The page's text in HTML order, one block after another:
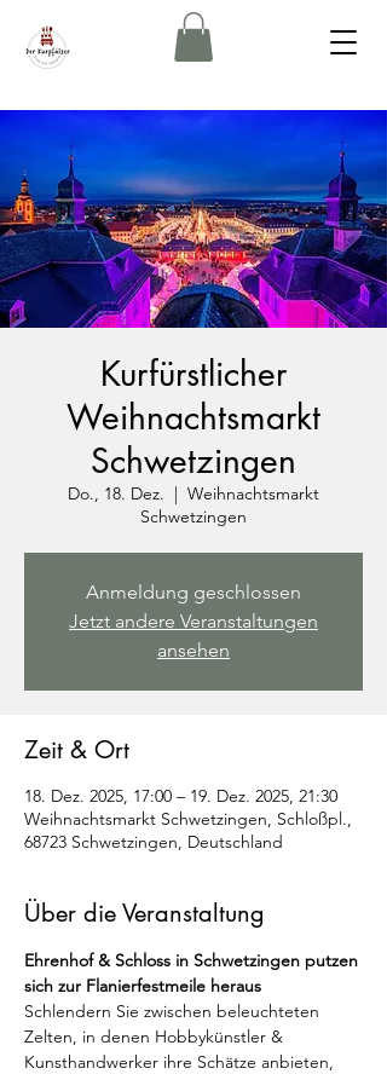
Kurfürstlicher
Weihnachtsmarkt
Schwetzingen
Do., 18. Dez.
  |
Weihnachtsmarkt
Schwetzingen
Anmeldung geschlossen
Jetzt andere Veranstaltungen
ansehen
Zeit & Ort
18. Dez. 2025, 17:00 – 19. Dez. 2025, 21:30
Weihnachtsmarkt Schwetzingen, Schloßpl.,
68723 Schwetzingen, Deutschland
Über die Veranstaltung
Ehrenhof & Schloss in Schwetzingen putzen
sich zur Flanierfestmeile heraus
Schlendern Sie zwischen beleuchteten
Zelten, in denen Hobbykünstler &
Kunsthandwerker ihre Schätze anbieten,